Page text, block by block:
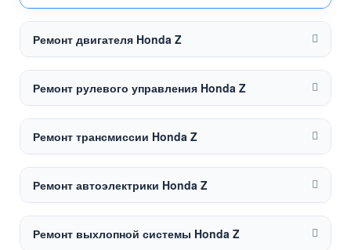
Ремонт двигателя Honda Z
Ремонт рулевого управления Honda Z
Ремонт трансмиссии Honda Z
Ремонт автоэлектрики Honda Z
Ремонт выхлопной системы Honda Z